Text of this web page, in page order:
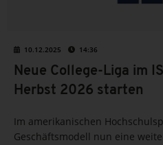
10.12.2025 14:36
Neue College-Liga im
Herbst 2026 starten
Im amerikanischen
Geschäftsmodell nun eine